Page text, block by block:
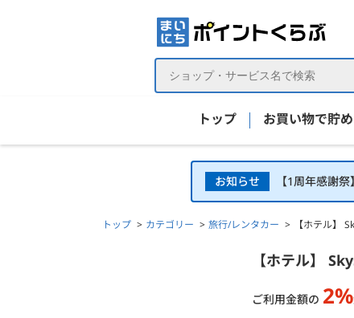
トップ お買い物で貯
お知らせ 【1周年感謝
トップ カテゴリー 旅行/レンタカー 【ホテル】
【ホテル】 Skyscanner（スカイスキャナー）の
【ホテル】
ご利用金額の 2%